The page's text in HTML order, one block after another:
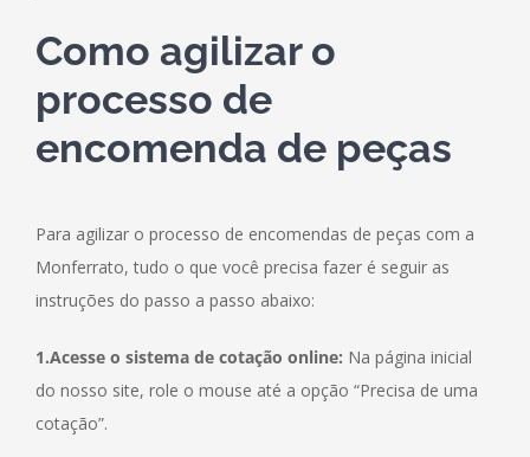
Como agilizar o
processo de
encomenda de peças
Para agilizar o processo de encomendas de peças com a
Monferrato, tudo o que você precisa fazer é seguir as
instruções do passo a passo abaixo:
1.Acesse o sistema de cotação online: Na página inicial
do nosso site, role o mouse até a opção “Precisa de uma
cotação”.